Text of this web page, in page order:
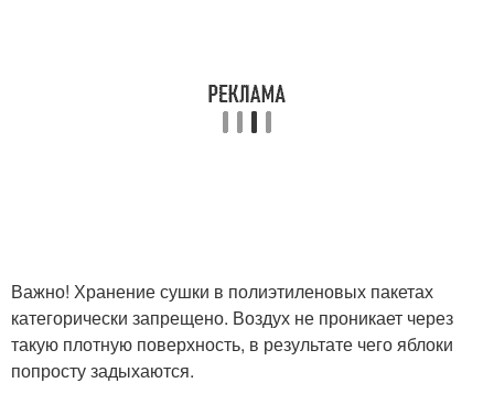
Важно! Хранение сушки в полиэтиленовых пакетах
категорически запрещено. Воздух не проникает через
такую плотную поверхность, в результате чего яблоки
попросту задыхаются.